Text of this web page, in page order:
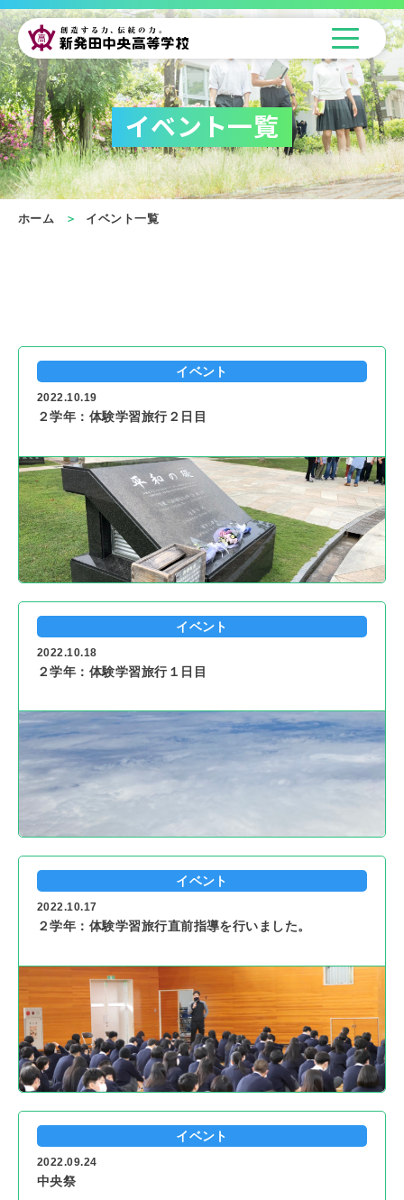
イベント一覧
ホーム イベント一覧
イベント
2022.10.19
２学年：体験学習旅行２日目
イベント
2022.10.18
２学年：体験学習旅行１日目
イベント
2022.10.17
２学年：体験学習旅行直前指導を行いました。
イベント
2022.09.24
中央祭